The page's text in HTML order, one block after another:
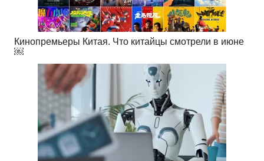
Кинопремьеры Китая. Что китайцы смотрели в июне
￼